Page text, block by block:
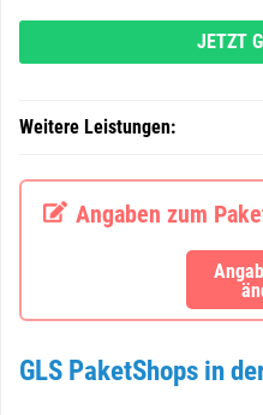
JETZT
Weitere Leistungen:
Angaben zum
GLS PaketShops in